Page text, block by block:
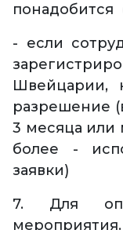
понадобится
- если
Швейцарии,
разрешение
3 месяца или
более -
заявки)
7. Для
мероприятия.